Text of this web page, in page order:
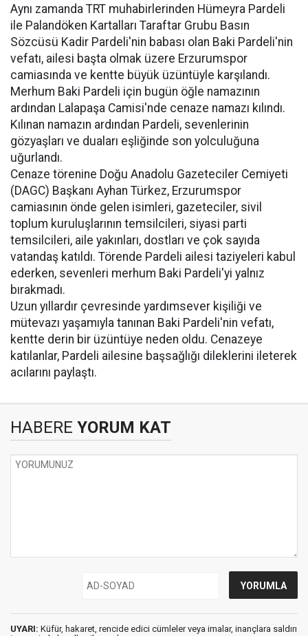
Aynı zamanda TRT muhabirlerinden Hümeyra Pardeli
ile Palandöken Kartalları Taraftar Grubu Basın
Sözcüsü Kadir Pardeli'nin babası olan Baki Pardeli'nin
vefatı, ailesi başta olmak üzere Erzurumspor
camiasında ve kentte büyük üzüntüyle karşılandı.
Merhum Baki Pardeli için bugün öğle namazının
ardından Lalapaşa Camisi'nde cenaze namazı kılındı.
Kılınan namazın ardından Pardeli, sevenlerinin
gözyaşları ve duaları eşliğinde son yolculuğuna
uğurlandı.
Cenaze törenine Doğu Anadolu Gazeteciler Cemiyeti
(DAGC) Başkanı Ayhan Türkez, Erzurumspor
camiasının önde gelen isimleri, gazeteciler, sivil
toplum kuruluşlarının temsilcileri, siyasi parti
temsilcileri, aile yakınları, dostları ve çok sayıda
vatandaş katıldı. Törende Pardeli ailesi taziyeleri kabul
ederken, sevenleri merhum Baki Pardeli'yi yalnız
bırakmadı.
Uzun yıllardır çevresinde yardımsever kişiliği ve
mütevazı yaşamıyla tanınan Baki Pardeli'nin vefatı,
kentte derin bir üzüntüye neden oldu. Cenazeye
katılanlar, Pardeli ailesine başsağlığı dileklerini ileterek
acılarını paylaştı.
HABERE YORUM KAT
UYARI: Küfür, hakaret, rencide edici cümleler veya imalar, inançlara saldırı